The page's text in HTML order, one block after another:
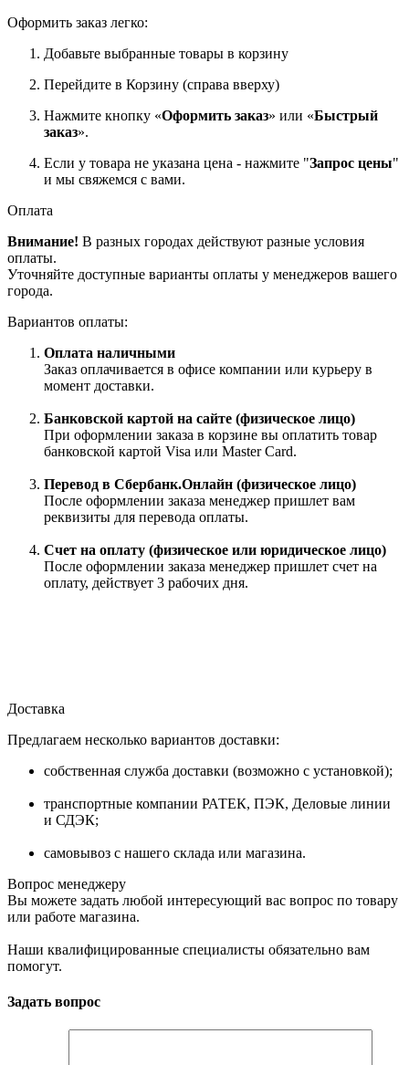
Оформить заказ легко:
Добавьте выбранные товары в корзину
Перейдите в Корзину (справа вверху)
Нажмите кнопку «Оформить заказ» или «Быстрый
заказ».
Если у товара не указана цена - нажмите "Запрос цены"
и мы свяжемся с вами.
Оплата
Внимание! В разных городах действуют разные условия
оплаты.
Уточняйте доступные варианты оплаты у менеджеров вашего
города.
Вариантов оплаты:
Оплата наличными
Заказ оплачивается в офисе компании или курьеру в
момент доставки.
Банковской картой на сайте (физическое лицо)
При оформлении заказа в корзине вы оплатить товар
банковской картой Visa или Master Card.
Перевод в Сбербанк.Онлайн (физическое лицо)
После оформлении заказа менеджер пришлет вам
реквизиты для перевода оплаты.
Счет на оплату (физическое или юридическое лицо)
После оформлении заказа менеджер пришлет счет на
оплату, действует 3 рабочих дня.
Доставка
Предлагаем несколько вариантов доставки:
собственная служба доставки (возможно с установкой);
транспортные компании РАТЕК, ПЭК, Деловые линии
и СДЭК;
самовывоз с нашего склада или магазина.
Вопрос менеджеру
Вы можете задать любой интересующий вас вопрос по товару
или работе магазина.
Наши квалифицированные специалисты обязательно вам
помогут.
Задать вопрос